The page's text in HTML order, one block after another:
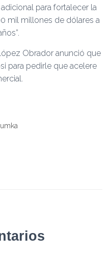
para fortalecer la
mil millones de dólares a
Obrador anunció que
para pedirle que acelere